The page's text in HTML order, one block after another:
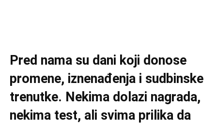
Pred nama su dani koji donose
promene, iznenađenja i sudbinske
trenutke. Nekima dolazi nagrada,
nekima test, ali svima prilika da